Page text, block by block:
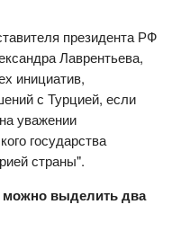
президента РФ
Лаврентьева,
инициатив,
с Турцией, если
уважении
государства
страны".
можно выделить два